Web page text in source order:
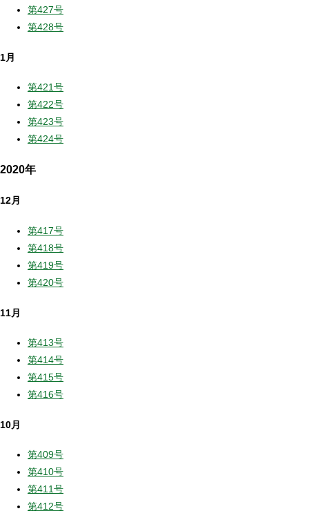
第427号
第428号
1月
第421号
第422号
第423号
第424号
2020年
12月
第417号
第418号
第419号
第420号
11月
第413号
第414号
第415号
第416号
10月
第409号
第410号
第411号
第412号